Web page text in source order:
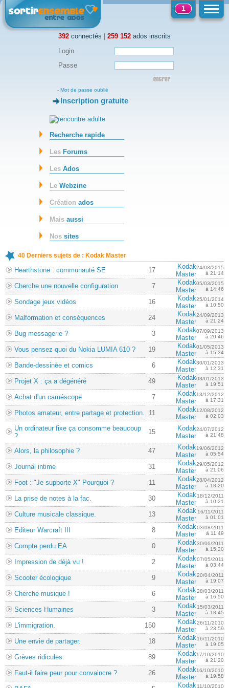
392 connectés | 259 152 ados inscrits
1
Login
Passe
- Mot de passe oublié
-Inscription gratuite
Recherche rapide
Les Forums
LesAdos
LeWebzine
Créationados
Maisaussi
Nossites
40 Derniers sujets de : Kodak Master
Hearthstone : communauté SE 17
Kodak
Master
24/03/2015
à 21:14
Cherche une nouvelle configuration 7
Kodak
Master
05/03/2015
à 14:46
Sondage jeux vidéos 16
Kodak
Master
25/01/2014
à 10:50
Malformation et conséquences 24
Kodak
Master
24/09/2013
à 21:24
Bug messagerie ? 3
Kodak
Master
07/09/2013
à 20:46
Vous pensez quoi du Nokia LUMIA 610 ? 19
Kodak
Master
01/05/2013
à 15:34
Bande-dessinée et comics 6
Kodak
Master
30/01/2013
à 12:31
Projet X : ça a dégénéré 49
Kodak
Master
03/01/2013
à 19:51
Achat d'un caméscope 7
Kodak
Master
13/12/2012
à 17:31
Photos amateur, entre partage et protection. 11
Kodak
Master
12/08/2012
à 02:03
Un ordinateur fixe ça consomme beaucoup
?
15
Kodak
Master
24/07/2012
à 21:48
Alors, la philosophie ? 47
Kodak
Master
19/06/2012
à 05:54
Journal intime 31
Kodak
Master
29/05/2012
à 21:06
Foot : "Je supporte X" Pourquoi ? 11
Kodak
Master
28/04/2012
à 18:20
La prise de notes à la fac. 30
Kodak
Master
18/12/2011
à 10:21
Culture musicale classique. 13
Kodak
Master
16/11/2011
à 01:01
Editeur Warcraft III 8
Kodak
Master
03/08/2011
à 11:49
Compte perdu EA 0
Kodak
Master
30/06/2011
à 15:20
Impression de déjà vu ! 2
Kodak
Master
07/05/2011
à 03:44
Scooter écologique 9
Kodak
Master
20/04/2011
à 19:07
Cherche musique ! 6
Kodak
Master
28/03/2011
à 16:50
Sciences Humaines 3
Kodak
Master
15/03/2011
à 18:45
L'immigration. 150
Kodak
Master
26/11/2010
à 23:59
Une envie de partager. 18
Kodak
Master
16/11/2010
à 19:05
Grèves ridicules. 89
Kodak
Master
17/10/2010
à 21:20
Faut-il faire peur pour convaincre ? 26
Kodak
Master
16/10/2010
à 19:58
Kodak11/10/2010